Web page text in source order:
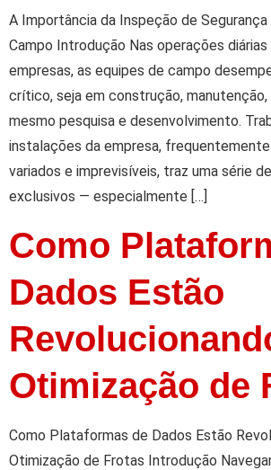
A Importância da Inspeção de Segurança
Campo Introdução Nas operações
empresas, as equipes de campo
crítico, seja em construção,
mesmo pesquisa e desenvolvimento.
instalações da empresa,
variados e imprevisíveis, traz uma série
exclusivos — especialmente […]
Como
Dados Estão
Otimização de
Como Plataformas de Dados Estão
Otimização de Frotas Introdução